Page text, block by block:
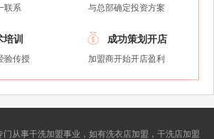
联系 与总部确定投资方案
训
验传授
 成功策划开店
加盟商开始开店盈利
门从事干洗加盟事业，如有洗衣店加盟，干洗店加盟